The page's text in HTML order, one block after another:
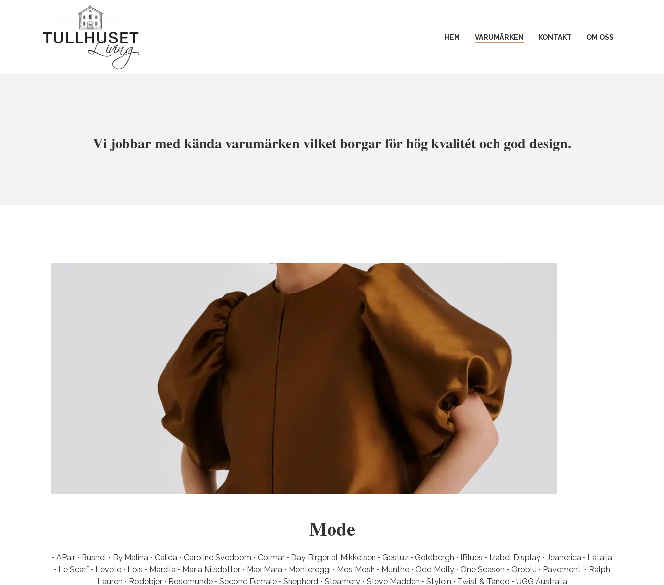
HEM VARUMÄRKEN KONTAKT OM OSS
Vi jobbar med kända varumärken vilket borgar för hög kvalitét och god design.
Mode
• APair • Busnel • By Malina • Calida • Caroline Svedbom • Colmar • Day Birger et Mikkelsen • Gestuz • Goldbergh • IBlues • Izabel Display • Jeanerica • Latalia
• Le Scarf • Levete • Lois • Marella • Maria Nilsdotter • Max Mara • Montereggi • Mos Mosh • Munthe • Odd Molly • One Season • Oroblu • Pavement • Ralph
Lauren • Rodebjer • Rosemunde • Second Female • Shepherd • Steamery • Steve Madden • Stylein • Twist & Tango • UGG Australia